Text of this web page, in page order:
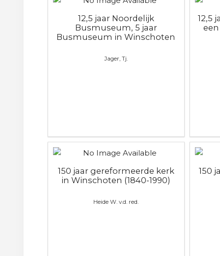
12,5 jaar Noordelijk
Busmuseum, 5 jaar
Busmuseum in Winschoten
Jager, Tj.
12,5
150 jaar gereformeerde kerk
in Winschoten (1840-1990)
Heide W. v.d. red.
150